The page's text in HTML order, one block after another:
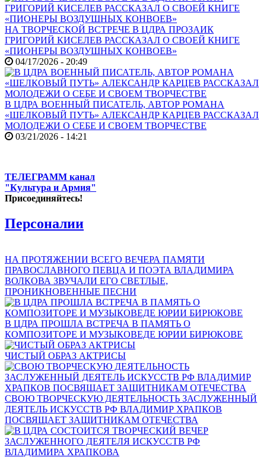
НА ТВОРЧЕСКОЙ ВСТРЕЧЕ В ЦДРА ПРОЗАИК
ГРИГОРИЙ КИСЕЛЕВ РАССКАЗАЛ О СВОЕЙ КНИГЕ
«ПИОНЕРЫ ВОЗДУШНЫХ КОНВОЕВ»
04/17/2026 - 20:49
В ЦДРА ВОЕННЫЙ ПИСАТЕЛЬ, АВТОР РОМАНА
«ШЕЛКОВЫЙ ПУТЬ» АЛЕКСАНДР КАРЦЕВ РАССКАЗАЛ
МОЛОДЕЖИ О СЕБЕ И СВОЕМ ТВОРЧЕСТВЕ
03/21/2026 - 14:21
ТЕЛЕГРАММ канал
"Культура и Армия"
Присоединяйтесь!
Персоналии
НА ПРОТЯЖЕНИИ ВСЕГО ВЕЧЕРА ПАМЯТИ
ПРАВОСЛАВНОГО ПЕВЦА И ПОЭТА ВЛАДИМИРА
ВОЛКОВА ЗВУЧАЛИ ЕГО СВЕТЛЫЕ,
ПРОНИКНОВЕННЫЕ ПЕСНИ
В ЦДРА ПРОШЛА ВСТРЕЧА В ПАМЯТЬ О
КОМПОЗИТОРЕ И МУЗЫКОВЕДЕ ЮРИИ БИРЮКОВЕ
ЧИСТЫЙ ОБРАЗ АКТРИСЫ
СВОЮ ТВОРЧЕСКУЮ ДЕЯТЕЛЬНОСТЬ ЗАСЛУЖЕННЫЙ
ДЕЯТЕЛЬ ИСКУССТВ РФ ВЛАДИМИР ХРАПКОВ
ПОСВЯЩАЕТ ЗАЩИТНИКАМ ОТЕЧЕСТВА